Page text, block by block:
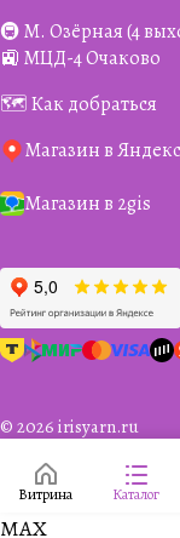
🚇 М. Озёрная (4
🚉 МЦД-4 Очаково
🗺️ Как добраться
Магазин в
Магазин в 2gis
© 2026 irisyarn.ru
Витрина Каталог
MAX